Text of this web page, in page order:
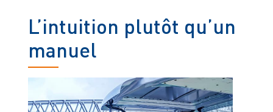
L’intuition plutôt qu’un
manuel